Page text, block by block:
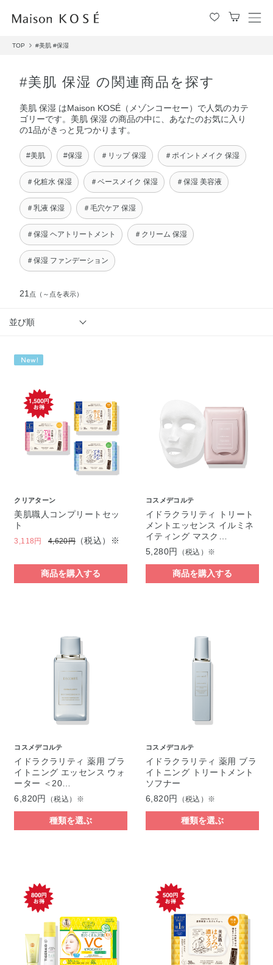
メ
TOP #美肌 #保湿
#美肌 保湿 の関連商品を探す
美肌 保湿 はMaison KOSÉ（メゾンコーセー）で人気のカテ
ゴリーです。美肌 保湿 の商品の中に、あなたのお気に入り
の1品がきっと見つかります。
#美肌 #保湿 ＃リップ 保湿 ＃ポイントメイク 保湿
＃化粧水 保湿 ＃ベースメイク 保湿 ＃保湿 美容液
＃乳液 保湿 ＃毛穴ケア 保湿
＃保湿 ヘアトリートメント ＃クリーム 保湿
＃保湿 ファンデーション
21 点 （～点を表示）
並び順
クリアターン
美肌職人コンプリートセッ
ト
3,118円 4,620円 （税込）※
商品を購入する
コスメデコルテ
イドラクラリティ トリート
メントエッセンス イルミネ
イティング マスク…
5,280円
（税込）※
商品を購入する
コスメデコルテ
イドラクラリティ 薬用 ブラ
イトニング エッセンス ウォ
ーター ＜20…
6,820円
（税込）※
種類を選ぶ
コスメデコルテ
イドラクラリティ 薬用 ブラ
イトニング トリートメント
ソフナー
6,820円
（税込）※
種類を選ぶ